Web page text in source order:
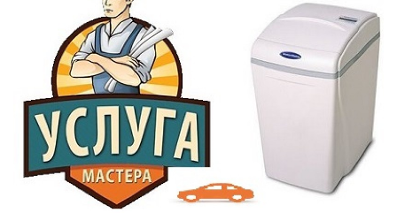
SmartLid